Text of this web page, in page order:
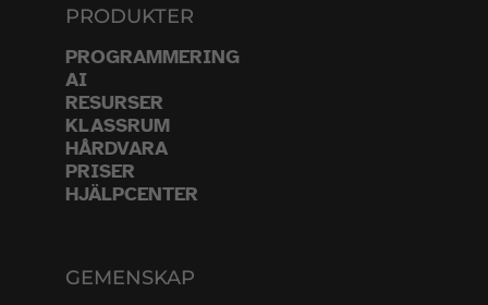
PRODUKTER
PROGRAMMERING
AI
RESURSER
KLASSRUM
HÅRDVARA
PRISER
HJÄLPCENTER
GEMENSKAP